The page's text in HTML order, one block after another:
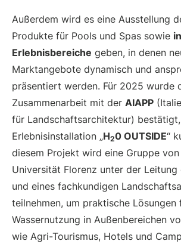
Außerdem wird es eine Ausstellung
Produkte für Pools und Spas sowie
Erlebnisbereiche geben, in denen
Marktangebote dynamisch und
präsentiert werden. Für 2025 wurde
Zusammenarbeit mit der AIAPP
für Landschaftsarchitektur)
Erlebnisinstallation „H20 OUTSIDE“
diesem Projekt wird eine Gruppe
Universität Florenz unter der Leitung
und eines fachkundigen
teilnehmen, um praktische Lösungen
Wassernutzung in Außenbereichen
wie Agri-Tourismus, Hotels und